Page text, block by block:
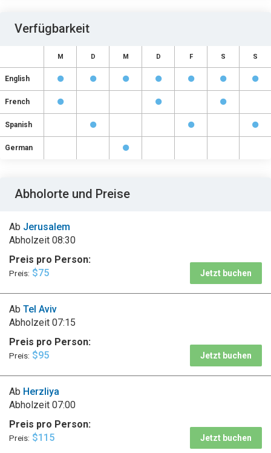
Verfügbarkeit
M D M D F S S
English
French
Spanish
German
Abholorte und Preise
Ab Jerusalem
Abholzeit 08:30
Preis pro Person:
Preis: $75 Jetzt buchen
Ab Tel Aviv
Abholzeit 07:15
Preis pro Person:
Preis: $95 Jetzt buchen
Ab Herzliya
Abholzeit 07:00
Preis pro Person:
Preis: $115 Jetzt buchen